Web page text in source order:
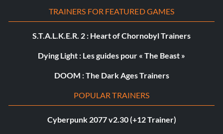
TRAINERS FOR FEATURED GAMES
S.T.A.L.K.E.R. 2 : Heart of Chornobyl Trainers
Dying Light : Les guides pour « The Beast »
DOOM : The Dark Ages Trainers
POPULAR TRAINERS
Cyberpunk 2077 v2.30 (+12 Trainer)